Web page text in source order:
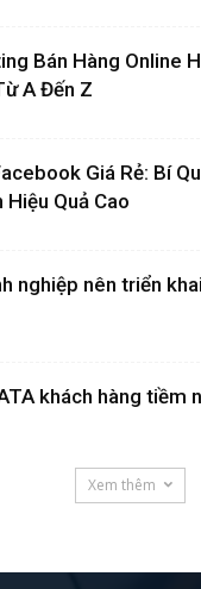
Bán Hàng Online
A Đến Z
Giá Rẻ: Bí
Hiệu Quả Cao
nghiệp nên triển
khách hàng tiềm
Xem thêm